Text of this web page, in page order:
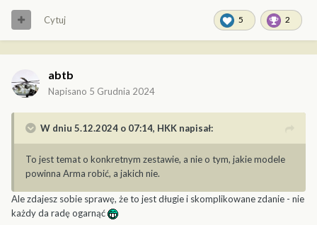
5 2
Cytuj
abtb
Napisano 5 Grudnia 2024
W dniu 5.12.2024 o 07:14, HKK napisał:
To jest temat o konkretnym zestawie, a nie o tym, jakie modele
powinna Arma robić, a jakich nie.
Ale zdajesz sobie sprawę, że to jest długie i skomplikowane zdanie - nie
każdy da radę ogarnąć